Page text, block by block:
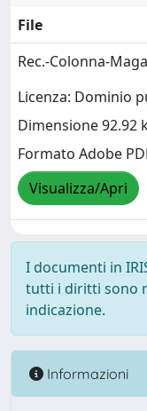
File
Rec.-Colonna-
Licenza: Dominio
Dimensione 92.92
Formato Adobe
Visualizza/Apri
I documenti in
tutti i diritti sono
indicazione.
Informazioni